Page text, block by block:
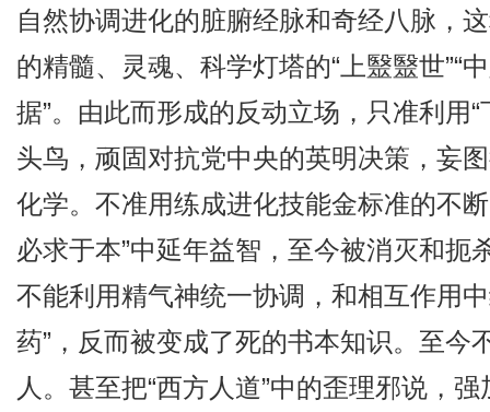
自然协调进化的脏腑经脉和奇经八脉，
的精髓、灵魂、科学灯塔的“上毉毉世”“
据”。由此而形成的反动立场，只准利用
头鸟，顽固对抗党中央的英明决策，妄
化学。不准用练成进化技能金标准的不
必求于本”中延年益智，至今被消灭和
不能利用精气神统一协调，和相互作用
药”，反而被变成了死的书本知识。至
人。甚至把“西方人道”中的歪理邪说，